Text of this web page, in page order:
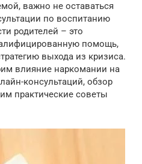
важно не оставаться
по воспитанию
родителей – это
помощь,
выхода из кризиса.
влияние наркомании на
консультаций, обзор
практические советы